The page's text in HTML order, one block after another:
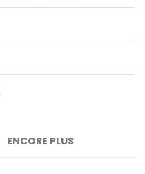
ENCORE PLUS